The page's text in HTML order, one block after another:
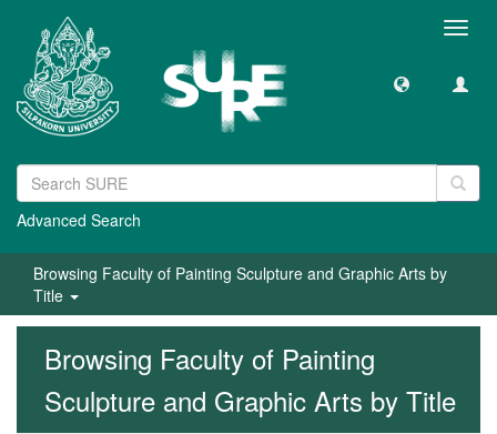
Advanced Search
Browsing Faculty of Painting Sculpture and Graphic Arts by
Title
Browsing Faculty of Painting
Sculpture and Graphic Arts by Title